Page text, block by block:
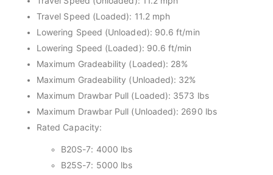
Travel Speed (Loaded): 11.2 mph
Lowering Speed (Unloaded): 90.6 ft/min
Lowering Speed (Loaded): 90.6 ft/min
Maximum Gradeability (Loaded): 28%
Maximum Gradeability (Unloaded): 32%
Maximum Drawbar Pull (Loaded): 3573 lbs
Maximum Drawbar Pull (Unloaded): 2690 lbs
Rated Capacity:
B20S-7: 4000 lbs
B25S-7: 5000 lbs